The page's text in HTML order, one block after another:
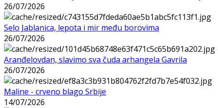
26/07/2026
Selo Jablanica, lepota i mir među borovima
26/07/2026
Aranđelovdan, slavimo sva čuda arhangela Gavrila
26/07/2026
Maline - crveno blago Srbije
14/07/2026